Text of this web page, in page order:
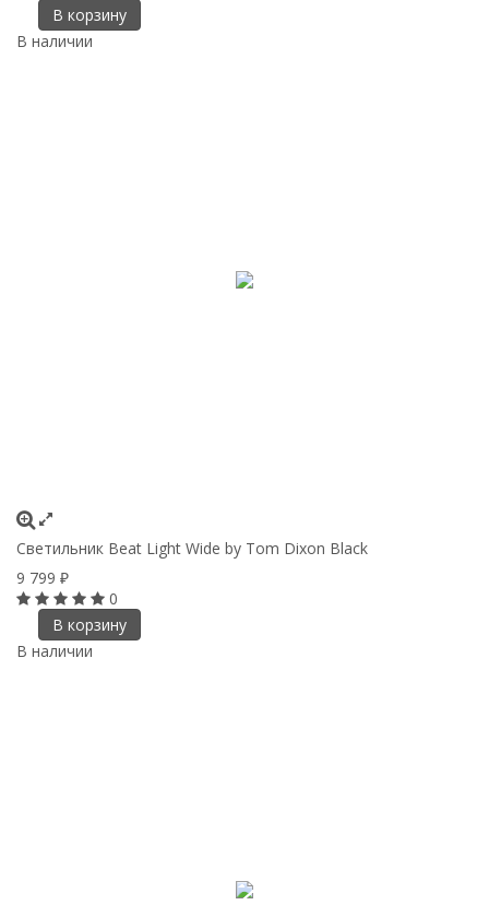
В корзину
В наличии
Светильник Beat Light Wide by Tom Dixon Black
9 799 ₽
0
В корзину
В наличии